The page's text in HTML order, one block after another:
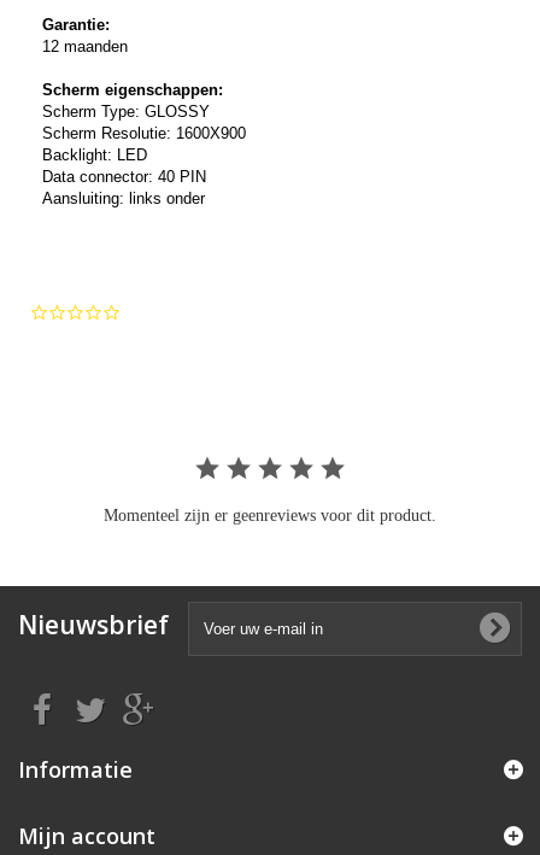
Garantie:
12 maanden
Scherm eigenschappen:
Scherm Type: GLOSSY
Scherm Resolutie: 1600X900
Backlight: LED
Data connector: 40 PIN
Aansluiting: links onder
Momenteel zijn er geenreviews voor dit product.
Nieuwsbrief
Informatie
Mijn account